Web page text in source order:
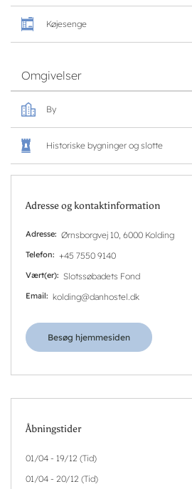
Køjesenge
Omgivelser
By
Historiske bygninger og slotte
Adresse og kontaktinformation
Adresse Ørnsborgvej 10, 6000 Kolding
Telefon +45 7550 9140
Vært(er) Slotssøbadets Fond
Email kolding@danhostel.dk
Besøg hjemmesiden
Åbningstider
01/04 - 19/12 (Tid)
01/04 - 20/12 (Tid)